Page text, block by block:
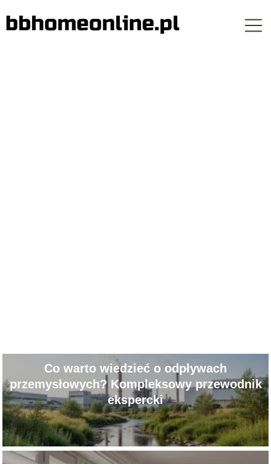
Co warto wiedzieć o odpływach
przemysłowych? Kompleksowy przewodnik
ekspercki